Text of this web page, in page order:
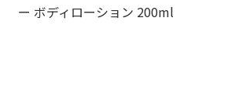
ー ボディローション 200ml